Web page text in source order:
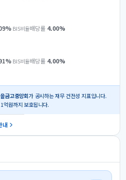
% BIS비율배당률 4.00%
% BIS비율배당률 4.00%
금고중앙회가 공시하는 재무 건전성 지표입니다.
억원까지 보호됩니다.
내